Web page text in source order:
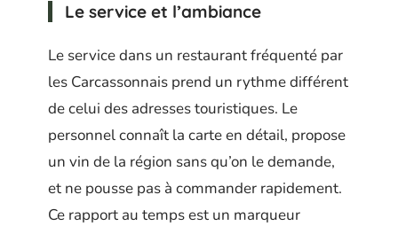
Le service et l’ambiance
Le service dans un restaurant fréquenté par
les Carcassonnais prend un rythme différent
de celui des adresses touristiques. Le
personnel connaît la carte en détail, propose
un vin de la région sans qu’on le demande,
et ne pousse pas à commander rapidement.
Ce rapport au temps est un marqueur